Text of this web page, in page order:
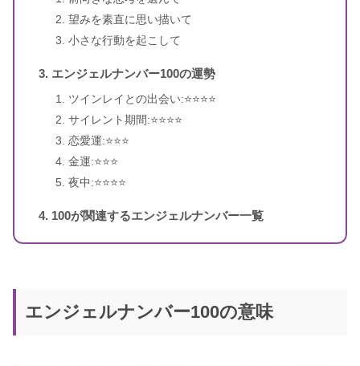
望みを素直に思い描いて
小さな行動を起こして
エンジェルナンバー100の運勢
ツインレイとの出会い:⭐️⭐️⭐️⭐️
サイレント期間:⭐️⭐️⭐️⭐️
恋愛運:⭐️⭐️⭐️
金運:⭐️⭐️⭐️
夜中:⭐️⭐️⭐️⭐️
100が関連するエンジェルナンバー一覧
エンジェルナンバー100の意味